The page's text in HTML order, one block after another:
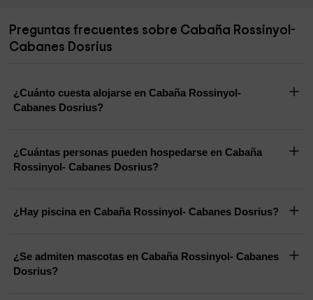
Preguntas frecuentes sobre Cabaña Rossinyol-
Cabanes Dosrius
¿Cuánto cuesta alojarse en Cabaña Rossinyol-
Cabanes Dosrius?
¿Cuántas personas pueden hospedarse en Cabaña
Rossinyol- Cabanes Dosrius?
¿Hay piscina en Cabaña Rossinyol- Cabanes Dosrius?
¿Se admiten mascotas en Cabaña Rossinyol- Cabanes
Dosrius?